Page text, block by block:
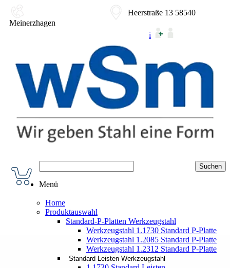
Heerstraße 13 58540
Meinerzhagen
i
Menü
Home
Produktauswahl
Standard-P-Platten Werkzeugstahl
Werkzeugstahl 1.1730 Standard P-Platte
Werkzeugstahl 1.2085 Standard P-Platte
Werkzeugstahl 1.2312 Standard P-Platte
Standard Leisten Werkzeugstahl